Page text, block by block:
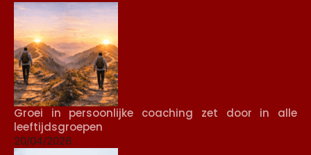
Groei in persoonlijke coaching zet door in alle
leeftijdsgroepen
20/04/2026